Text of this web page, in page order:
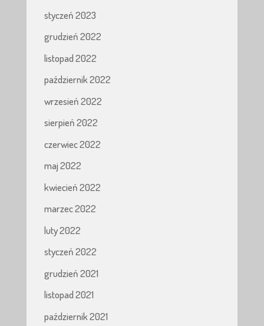
styczeń 2023
grudzień 2022
listopad 2022
październik 2022
wrzesień 2022
sierpień 2022
czerwiec 2022
maj 2022
kwiecień 2022
marzec 2022
luty 2022
styczeń 2022
grudzień 2021
listopad 2021
październik 2021